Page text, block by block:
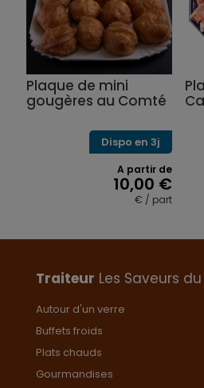
Plaque de mini
gougères au Comté
Dispo en 3j
A partir de
10,00 €
€ / part
variations.
options
être
choisies
la
Traiteur Les Saveurs
Autour d'un verre
Buffets froids
Plats chauds
Gourmandises